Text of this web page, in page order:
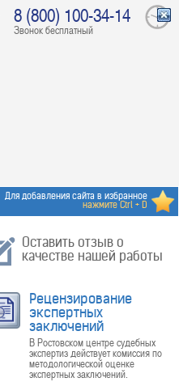
8 (800) 100-34-14
Звонок бесплатный
Для добавления сайта в избранное
нажмите Ctrl + D
Оставить отзыв о
качестве нашей работы
Рецензирование
экспертных
заключений
В Ростовском центре судебных
экспертиз действует комиссия по
методологической оценке
экспертных заключений.